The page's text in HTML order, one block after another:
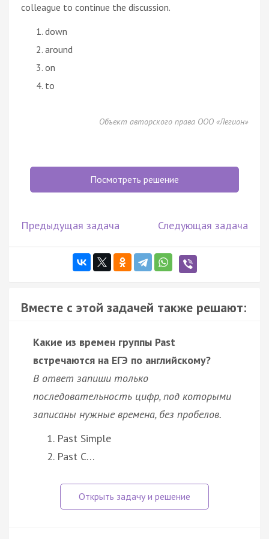
colleague to continue the discussion.
down
around
on
to
Объект авторского права ООО «Легион»
Посмотреть решение
Предыдущая задача Следующая задача
Вместе с этой задачей также решают:
Какие из времен группы Past
встречаются на ЕГЭ по английскому?
В ответ запиши только
последовательность цифр, под которыми
записаны нужные времена, без пробелов.
Past Simple
Past C…